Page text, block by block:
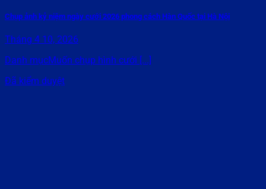
Chụp ảnh kỷ niệm ngày cưới 2026 phong cách Hàn Quốc tại Hà Nội
Tháng 4 10, 2026
Danh mụcMuốn chụp hình cưới [...]
Đã kiểm duyệt